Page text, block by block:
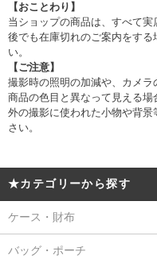
【おことわり】
当ショップの商品は、すべて
後でも在庫切れのご案内をす
い。
【ご注意】
撮影時の照明の加減や、カメ
商品の色目と異なって見える
外の撮影に使われた小物や背
さい。
★カテゴリーから探す
ケース・財布
バッグ・ポーチ